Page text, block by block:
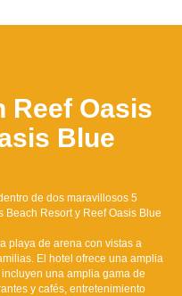
Reef Oasis
Blue
de dos maravillosos 5
Beach Resort y Reef Oasis Blue
playa de arena con vistas a
El hotel ofrece una amplia
una amplia gama de
y cafés, entretenimiento